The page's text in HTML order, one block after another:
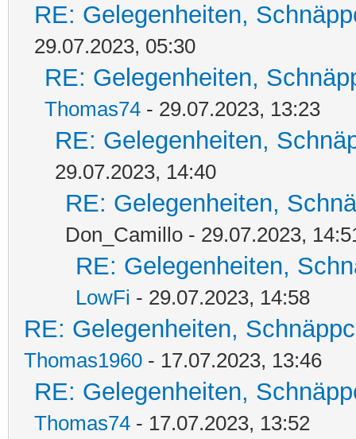
RE: Gelegenheiten,
29.07.2023, 05:30
RE: Gelegenheiten,
Thomas74 - 29.07.2023, 13:23
RE: Gelegenheiten,
29.07.2023, 14:40
RE: Gelegenheiten,
Don_Camillo - 29.07.2023,
RE: Gelegenheiten,
LowFi - 29.07.2023, 14:58
RE: Gelegenheiten,
Thomas1960 - 17.07.2023, 13:46
RE: Gelegenheiten,
Thomas74 - 17.07.2023, 13:52